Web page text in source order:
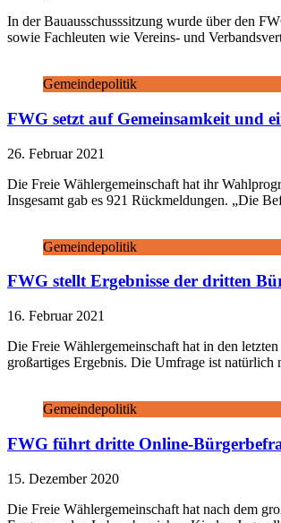
In der Bauausschusssitzung wurde über den
sowie Fachleuten wie Vereins- und
Gemeindepolitik
FWG setzt auf Gemeinsamkeit und
26. Februar 2021
Die Freie Wählergemeinschaft hat ihr
Insgesamt gab es 921 Rückmeldungen. „Die
Gemeindepolitik
FWG stellt Ergebnisse der dritten
16. Februar 2021
Die Freie Wählergemeinschaft hat in den
großartiges Ergebnis. Die Umfrage ist natürlich
Gemeindepolitik
FWG führt dritte Online-
15. Dezember 2020
Die Freie Wählergemeinschaft hat nach dem